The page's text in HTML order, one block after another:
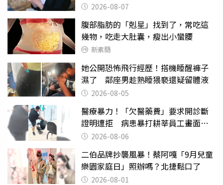
2026-08-07
腹部脂肪的「剋星」找到了，常吃這
幾物，吃走大肚囊，瘦出小蠻腰
新素簡
她公開恐怖飛行經歷！搭機睡醒褲子
濕了 鄰座男趁熟睡猥褻還疑留體液
2026-08-05
醫療暴力！「欠醫藥費」要求開診斷
證明遭拒 病患暴打耕莘員工畫面曝
光 2026-08-06
二伯品牌抄襲風暴！蔡阿嘎「9月兒童
樂園家庭日」照辦嗎？北捷鬆口了
2026-08-01